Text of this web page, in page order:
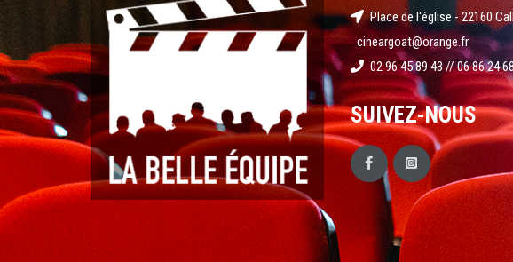
Place de l'église - 22160
cineargoat@orange.fr
02 96 45 89 43 // 06 86 24
SUIVEZ-NOUS